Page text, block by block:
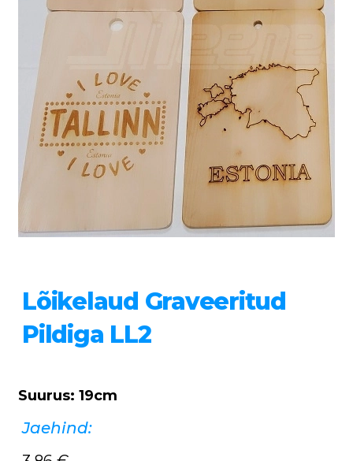
Lõikelaud Graveeritud
Pildiga LL2
Suurus: 19cm
Jaehind: